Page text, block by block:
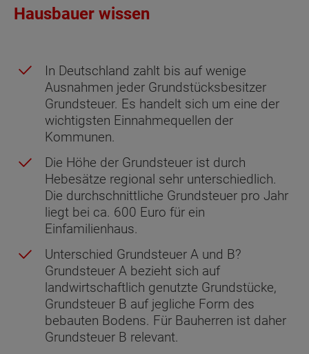
Hausbauer wissen
In Deutschland zahlt bis auf wenige
Ausnahmen jeder Grundstücksbesitzer
Grundsteuer. Es handelt sich um eine der
wichtigsten Einnahmequellen der
Kommunen.
Die Höhe der Grundsteuer ist durch
Hebesätze regional sehr unterschiedlich.
Die durchschnittliche Grundsteuer pro Jahr
liegt bei ca. 600 Euro für ein
Einfamilienhaus.
Unterschied Grundsteuer A und B?
Grundsteuer A bezieht sich auf
landwirtschaftlich genutzte Grundstücke,
Grundsteuer B auf jegliche Form des
bebauten Bodens. Für Bauherren ist daher
Grundsteuer B relevant.